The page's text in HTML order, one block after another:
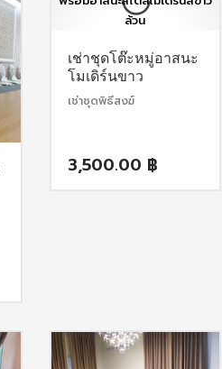
เช่าชุดโต๊ะหมู่อาสนะ
โมเดิร์นขาว
เช่าชุดพิธีสงฆ์
3,500.00 ฿